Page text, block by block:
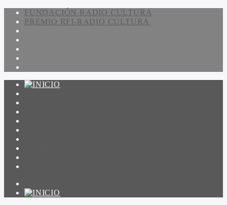
FUNDACIÓN RADIO CULTURA
PREMIO RFI-RADIO CULTURA